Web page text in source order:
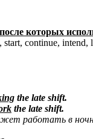
которых
start, continue, intend,
the late shift.
the late shift.
работать в